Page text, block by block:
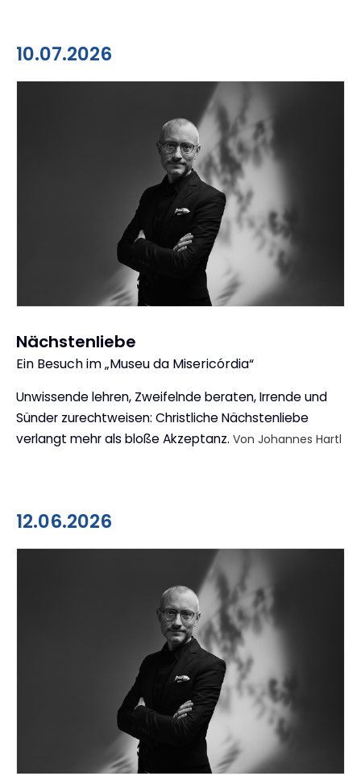
10.07.2026
Nächstenliebe
:
Ein Besuch im „Museu da Misericórdia“
Unwissende lehren, Zweifelnde beraten, Irrende und
Sünder zurechtweisen: Christliche Nächstenliebe
verlangt mehr als bloße Akzeptanz. Von Johannes Hartl
12.06.2026